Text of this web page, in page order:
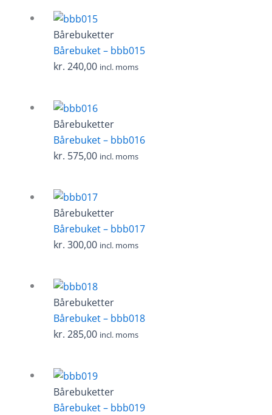
Bårebuketter
Bårebuket – bbb015
kr. 240,00 incl. moms
Bårebuketter
Bårebuket – bbb016
kr. 575,00 incl. moms
Bårebuketter
Bårebuket – bbb017
kr. 300,00 incl. moms
Bårebuketter
Bårebuket – bbb018
kr. 285,00 incl. moms
Bårebuketter
Bårebuket – bbb019